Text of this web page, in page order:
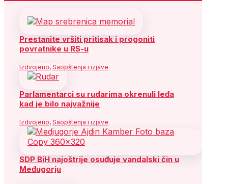
Prestanite vršiti pritisak i progoniti
povratnike u RS-u
Izdvojeno, Saopštenja i izjave
Parlamentarci su rudarima okrenuli leđa
kad je bilo najvažnije
Izdvojeno, Saopštenja i izjave
SDP BiH najoštrije osuđuje vandalski čin u
Međugorju